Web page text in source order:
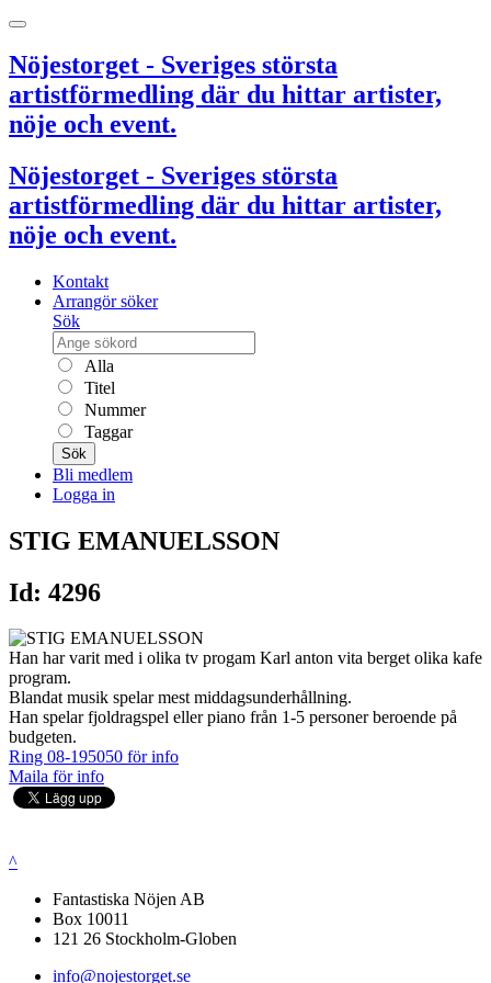
Nöjestorget - Sveriges största
artistförmedling där du hittar artister,
nöje och event.
Nöjestorget - Sveriges största
artistförmedling där du hittar artister,
nöje och event.
Kontakt
Arrangör söker
Sök
Alla
Titel
Nummer
Taggar
Sök
Bli medlem
Logga in
STIG EMANUELSSON
Id: 4296
Han har varit med i olika tv progam Karl anton vita berget olika kafe
program.
Blandat musik spelar mest middagsunderhållning.
Han spelar fjoldragspel eller piano från 1-5 personer beroende på
budgeten.
Ring 08-195050 för info
Maila för info
^
Fantastiska Nöjen AB
Box 10011
121 26 Stockholm-Globen
info@nojestorget.se